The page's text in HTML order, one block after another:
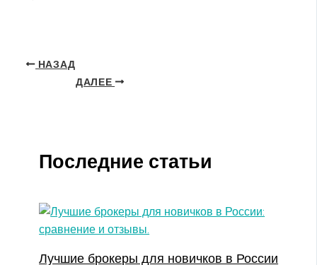
НАЗАД
ДАЛЕЕ
Последние статьи
Лучшие брокеры для новичков в России